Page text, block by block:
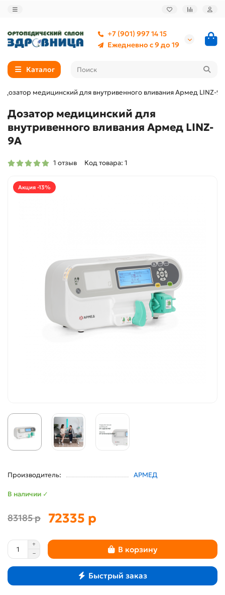
+7 (901) 997 14 15
Ежедневно с 9 до 19
Каталог
Дозатор медицинский для внутривенного вливания Армед LINZ-9A
Дозатор медицинский для
внутривенного вливания Армед LINZ-
9A
1 отзыв Код товара: 1
Акция -13%
Производитель: АРМЕД
В наличии ✓
83185 р 72335 р
В корзину
Быстрый заказ